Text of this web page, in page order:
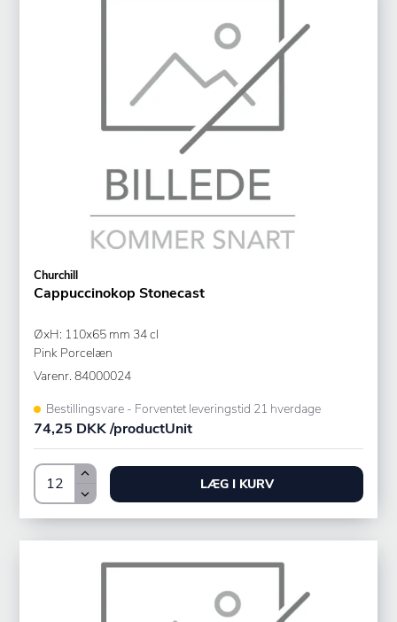
Churchill
Cappuccinokop Stonecast
ØxH: 110x65 mm 34 cl
Pink Porcelæn
Varenr. 84000024
Bestillingsvare - Forventet leveringstid 21 hverdage
74,25 DKK /productUnit
LÆG I KURV